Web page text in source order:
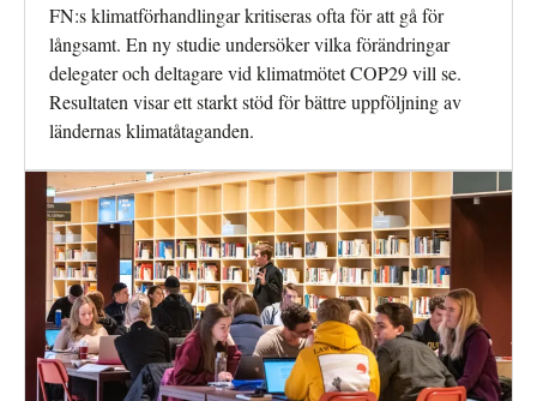
FN:s klimatförhandlingar kritiseras ofta för att gå för
långsamt. En ny studie undersöker vilka förändringar
delegater och deltagare vid klimatmötet COP29 vill se.
Resultaten visar ett starkt stöd för bättre uppföljning av
ländernas klimatåtaganden.